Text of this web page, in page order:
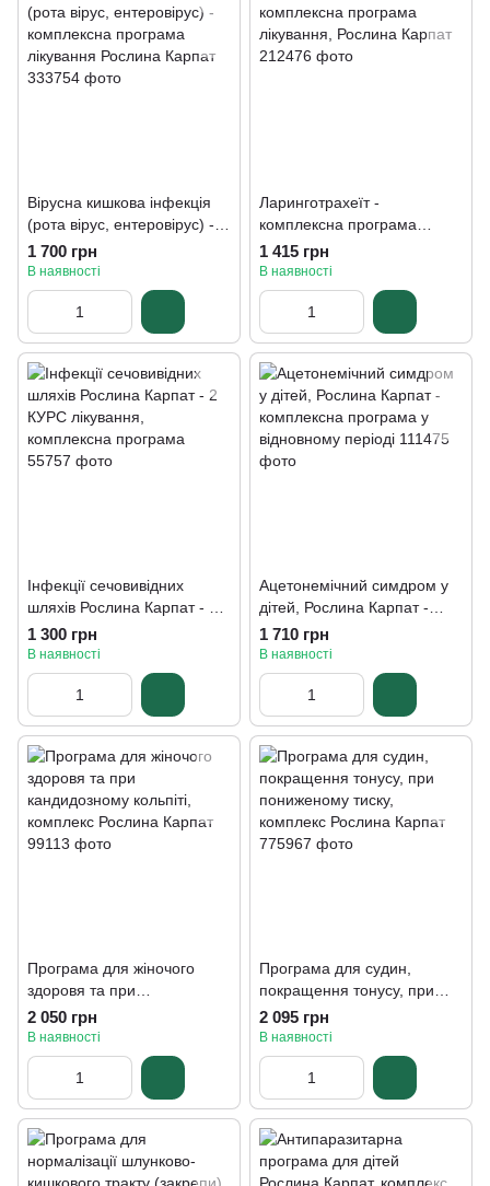
Вірусна кишкова інфекція
(рота вірус, ентеровірус) -
комплексна програма
лікування Рослина Карпат
1 700 грн
В наявності
Ларинготрахеїт -
комплексна програма
лікування, Рослина Карпат
1 415 грн
В наявності
Інфекції сечовивідних
шляхів Рослина Карпат - 2
КУРС лікування,
комплексна програма
1 300 грн
В наявності
Ацетонемічний симдром у
дітей, Рослина Карпат -
комплексна програма у
відновному періоді
1 710 грн
В наявності
Програма для жіночого
здоровя та при
кандидозному кольпіті,
комплекс Рослина Карпат
2 050 грн
В наявності
Програма для судин,
покращення тонусу, при
пониженому тиску,
комплекс Рослина Карпат
2 095 грн
В наявності